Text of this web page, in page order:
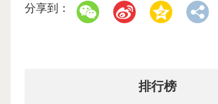
分享到：
排行榜